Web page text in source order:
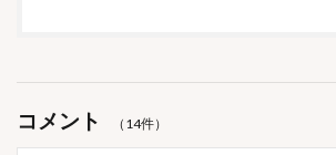
コメント （14件）